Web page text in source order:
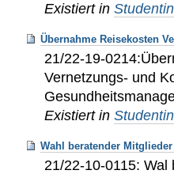
Existiert in
Übernahme Reisekosten
21/22-19-
Vernetzungs- und
Existiert in
Wahl beratender Mitglieder
21/22-10-0115: